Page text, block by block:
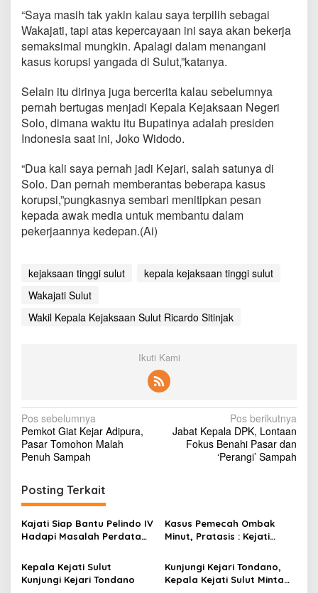
a
t
i
S
u
u
t
“Saya masih tak yakin kalau saya terpilih sebagai
Wakajati, tapi atas kepercayaan ini saya akan bekerja
semaksimal mungkin. Apalagi dalam menangani
kasus korupsi yangada di Sulut,”katanya.
Selain itu dirinya juga bercerita kalau sebelumnya
pernah bertugas menjadi Kepala Kejaksaan Negeri
Solo, dimana waktu itu Bupatinya adalah presiden
Indonesia saat ini, Joko Widodo.
“Dua kali saya pernah jadi Kejari, salah satunya di
Solo. Dan pernah memberantas beberapa kasus
korupsi,”pungkasnya sembari menitipkan pesan
kepada awak media untuk membantu dalam
pekerjaannya kedepan.(Ai)
kejaksaan tinggi sulut
kepala kejaksaan tinggi sulut
Wakajati Sulut
Wakil Kepala Kejaksaan Sulut Ricardo Sitinjak
Ikuti Kami
N
a
v
i
g
a
s
i
p
Pos sebelumnya
Pemkot Giat Kejar Adipura,
Pasar Tomohon Malah
Penuh Sampah
Pos berikutnya
Jabat Kepala DPK, Lontaan
Fokus Benahi Pasar dan
‘Perangi’ Sampah
Posting Terkait
Kajati Siap Bantu Pelindo IV
Hadapi Masalah Perdata
Kasus Pemecah Ombak
Minut, Pratasis : Kejati
Saja
Kepala Kejati Sulut
Kunjungi Kejari Tondano
Kunjungi Kejari Tondano,
Kepala Kejati Sulut Minta